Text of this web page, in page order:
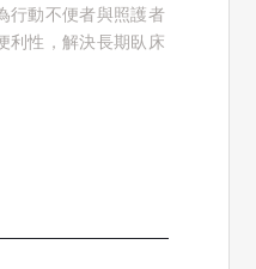
行動不便者與照護者
利性，解決長期臥床
警示，提升照護品
適與安全。